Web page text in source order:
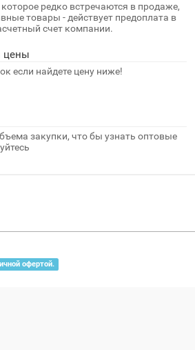
редко встречаются в продаже,
товары - действует предоплата в
счет компании.
цены
если найдете цену ниже!
закупки, что бы узнать оптовые
офертой.